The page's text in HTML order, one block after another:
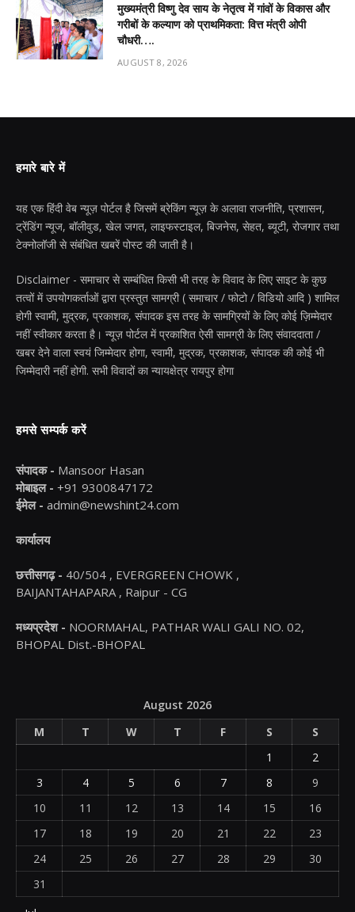
मुख्यमंत्री विष्णु देव साय के नेतृत्व में गांवों के विकास और
गरीबों के कल्याण को प्राथमिकता: वित्त मंत्री ओपी
चौधरी….
AUGUST 8, 2026
हमारे बारे में
यह एक हिंदी वेब न्यूज़ पोर्टल है जिसमें ब्रेकिंग न्यूज़ के अलावा राजनीति, प्रशासन,
ट्रेंडिंग न्यूज, बॉलीवुड, खेल जगत, लाइफस्टाइल, बिजनेस, सेहत, ब्यूटी, रोजगार तथा
टेक्नोलॉजी से संबंधित खबरें पोस्ट की जाती है।
Disclaimer - समाचार से सम्बंधित किसी भी तरह के विवाद के लिए साइट के कुछ
तत्वों में उपयोगकर्ताओं द्वारा प्रस्तुत सामग्री ( समाचार / फोटो / विडियो आदि ) शामिल
होगी स्वामी, मुद्रक, प्रकाशक, संपादक इस तरह के सामग्रियों के लिए कोई ज़िम्मेदार
नहीं स्वीकार करता है। न्यूज़ पोर्टल में प्रकाशित ऐसी सामग्री के लिए संवाददाता /
खबर देने वाला स्वयं जिम्मेदार होगा, स्वामी, मुद्रक, प्रकाशक, संपादक की कोई भी
जिम्मेदारी नहीं होगी. सभी विवादों का न्यायक्षेत्र रायपुर होगा
हमसे सम्पर्क करें
संपादक - Mansoor Hasan
मोबाइल - +91 9300847172
ईमेल - admin@newshint24.com
कार्यालय
छत्तीसगढ़ - 40/504 , EVERGREEN CHOWK ,
BAIJANTAHAPARA , Raipur - CG
मध्यप्रदेश - NOORMAHAL, PATHAR WALI GALI NO. 02,
BHOPAL Dist.-BHOPAL
August 2026
M
T W T F S
S
1
2
3
4 5 6 7 8
9
10
11 12 13 14 15
16
17
18 19 20 21 22
23
24
25 26 27 28 29
30
31